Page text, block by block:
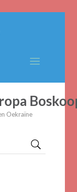
Oekraïne